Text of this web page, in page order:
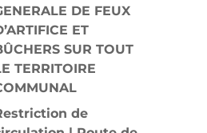
DE FEUX
ET
SUR TOUT
TERRITOIRE
de